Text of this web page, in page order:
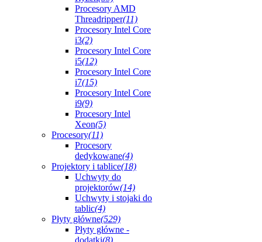
Procesory AMD
Threadripper(11)
Procesory Intel Core
i3(2)
Procesory Intel Core
i5(12)
Procesory Intel Core
i7(15)
Procesory Intel Core
i9(9)
Procesory Intel
Xeon(5)
Procesory(11)
Procesory
dedykowane(4)
Projektory i tablice(18)
Uchwyty do
projektorów(14)
Uchwyty i stojaki do
tablic(4)
Płyty główne(529)
Płyty główne -
dodatki(8)